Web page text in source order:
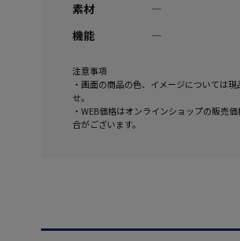
素材
―
機能
―
注意事項
・画面の商品の色、イメージについては
せ。
・WEB価格はオンラインショップの販売
合がございます。